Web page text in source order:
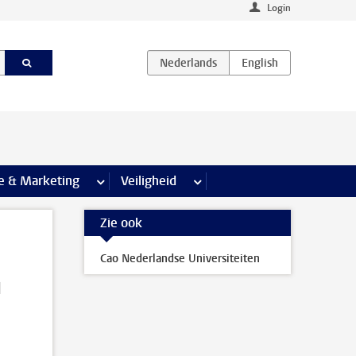
Login
& Marketing meer Communicatie & Marketing pagina’s
Veiligheid meer Veiligheid pagina’s
Zie ook
Cao Nederlandse Universiteiten